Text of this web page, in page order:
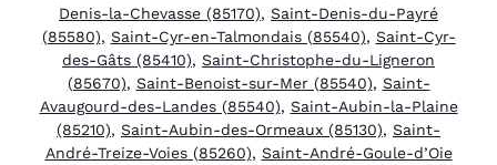
Denis-la-Chevasse (85170), Saint-Denis-du-Payré
(85580), Saint-Cyr-en-Talmondais (85540), Saint-Cyr-
des-Gâts (85410), Saint-Christophe-du-Ligneron
(85670), Saint-Benoist-sur-Mer (85540), Saint-
Avaugourd-des-Landes (85540), Saint-Aubin-la-Plaine
(85210), Saint-Aubin-des-Ormeaux (85130), Saint-
André-Treize-Voies (85260), Saint-André-Goule-d’Oie